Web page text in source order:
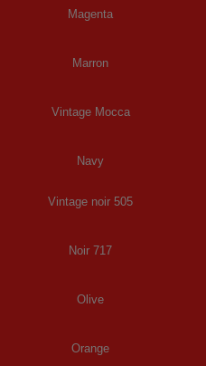
Magenta
Marron
Vintage Mocca
Navy
Vintage noir 505
Noir 717
Olive
Orange